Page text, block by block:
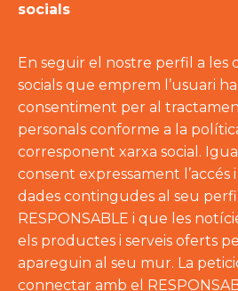
socials
En seguir el nostre perfil a les
socials que emprem l’usuari
consentiment per al
personals conforme a la
corresponent xarxa social.
consent expressament
dades contingudes al seu
RESPONSABLE i que les
els productes i serveis oferts
apareguin al seu mur. La
connectar amb el